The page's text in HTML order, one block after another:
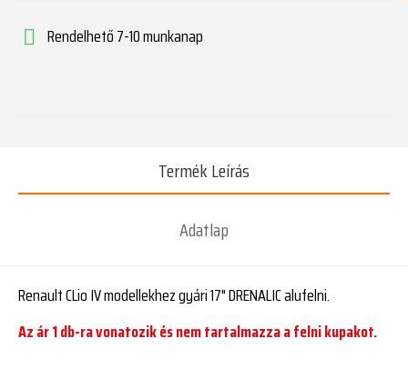
 Rendelhető 7-10 munkanap
Termék Leírás
Adatlap
Renault CLio IV modellekhez gyári 17" DRENALIC alufelni.
Az ár 1 db-ra vonatozik és nem tartalmazza a felni kupakot.